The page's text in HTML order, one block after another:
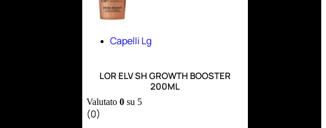
Capelli Lg
LOR ELV SH GROWTH BOOSTER
200ML
Valutato 0su 5
(0)